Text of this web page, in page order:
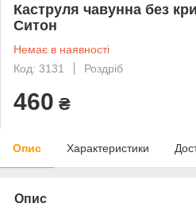
Каструля чавунна без
Ситон
Немає в наявності
Код: 3131
Роздріб
460 ₴
Опис Характеристики
Опис